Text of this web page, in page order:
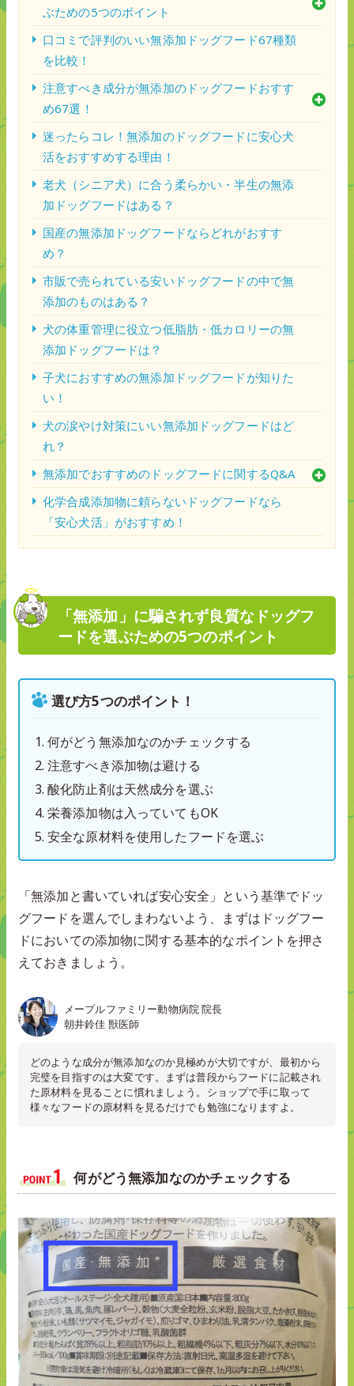
ぶための5つのポイント
口コミで評判のいい無添加ドッグフード67種類
を比較！
注意すべき成分が無添加のドッグフードおすす
め67選！
迷ったらコレ！無添加のドッグフードに安心犬
活をおすすめする理由！
老犬（シニア犬）に合う柔らかい・半生の無添
加ドッグフードはある？
国産の無添加ドッグフードならどれがおすす
め？
市販で売られている安いドッグフードの中で無
添加のものはある？
犬の体重管理に役立つ低脂肪・低カロリーの無
添加ドッグフードは？
子犬におすすめの無添加ドッグフードが知りた
い！
犬の涙やけ対策にいい無添加ドッグフードはど
れ？
無添加でおすすめのドッグフードに関するQ&A
化学合成添加物に頼らないドッグフードなら
「安心犬活」がおすすめ！
「無添加」に騙されず良質なドッグフ
ードを選ぶための5つのポイント
選び方5つのポイント！
何がどう無添加なのかチェックする
注意すべき添加物は避ける
酸化防止剤は天然成分を選ぶ
栄養添加物は入っていてもOK
安全な原材料を使用したフードを選ぶ
「無添加と書いていれば安心安全」という基準でドッ
グフードを選んでしまわないよう、まずはドッグフー
ドにおいての添加物に関する基本的なポイントを押さ
えておきましょう。
メープルファミリー動物病院 院長
朝井鈴佳 獣医師
どのような成分が無添加なのか見極めが大切ですが、最初から
完璧を目指すのは大変です。まずは普段からフードに記載され
た原材料を見ることに慣れましょう。ショップで手に取って
様々なフードの原材料を見るだけでも勉強になりますよ。
何がどう無添加なのかチェックする